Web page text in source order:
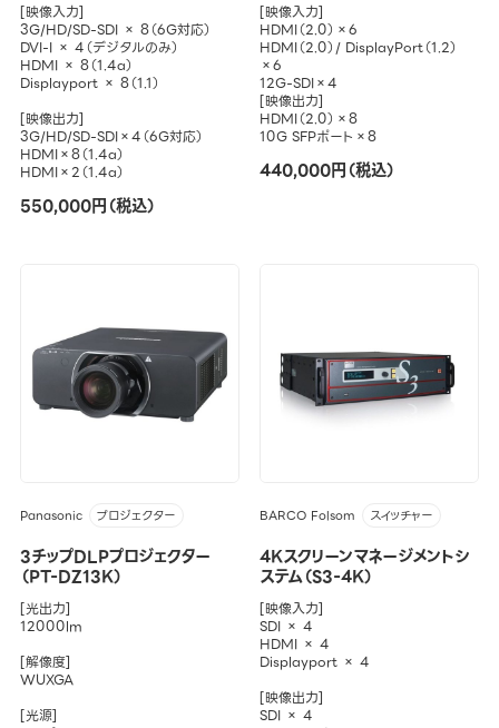
[映像入力]
3G/HD/SD-SDI × 8（6G対応）
DVI-I × 4（デジタルのみ）
HDMI × 8（1.4a）
Displayport × 8（1.1）
[映像出力]
3G/HD/SD-SDI×4（6G対応）
HDMI×8（1.4a）
HDMI×2（1.4a）
550,000円（税込）
[映像入力]
HDMI（2.0）×6
HDMI（2.0）/ DisplayPort（1.2）
×6
12G-SDI×4
[映像出力]
HDMI（2.0）×8
10G SFPポート×8
440,000円（税込）
Panasonic プロジェクター
3チップDLPプロジェクター
（PT-DZ13K）
[光出力]
12000lm
[解像度]
WUXGA
[光源]
BARCO Folsom スイッチャー
4Kスクリーンマネージメントシ
ステム（S3-4K）
[映像入力]
SDI × 4
HDMI × 4
Displayport × 4
[映像出力]
SDI × 4